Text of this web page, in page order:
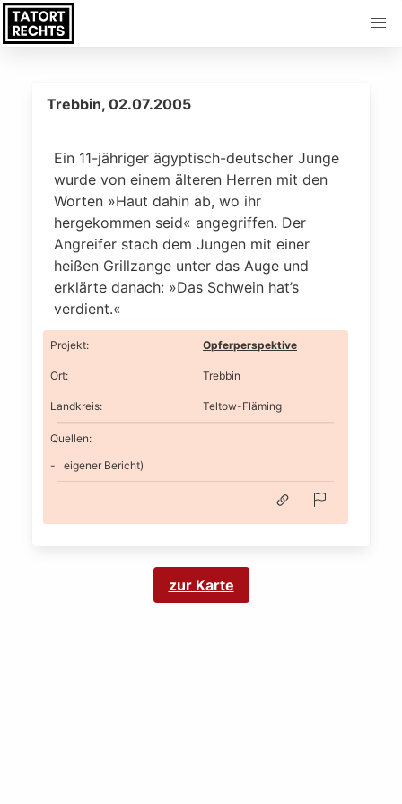
Trebbin, 02.07.2005
Ein 11-jähriger ägyptisch-deutscher Junge
wurde von einem älteren Herren mit den
Worten »Haut dahin ab, wo ihr
hergekommen seid« angegriffen. Der
Angreifer stach dem Jungen mit einer
heißen Grillzange unter das Auge und
erklärte danach: »Das Schwein hat’s
verdient.«
Projekt: Opferperspektive
Ort: Trebbin
Landkreis: Teltow-Fläming
Quellen:
eigener Bericht)
zur Karte